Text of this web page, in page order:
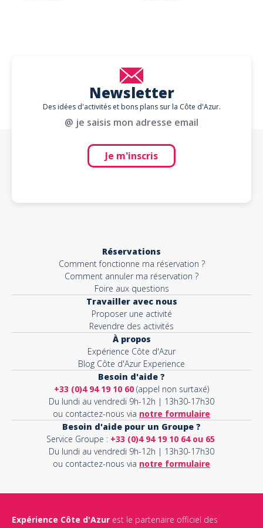
Newsletter
Des idées d'activités et bons plans sur la Côte d'Azur.
@ je saisis mon adresse email
Je m'inscris
Réservations
Comment fonctionne ma réservation ?
Comment annuler ma réservation ?
Foire aux questions
Travailler avec nous
Proposer une activité
Revendre des activités
À propos
Expérience Côte d'Azur
Blog Côte d'Azur Experience
Besoin d'aide ?
+33 (0)4 94 19 10 60 (appel non surtaxé)
Du lundi au vendredi 9h-12h | 13h30-17h30
ou contactez-nous via notre formulaire
Besoin d'aide pour un Groupe ?
Service Groupe : +33 (0)4 94 19 10 64 ou 65
Du lundi au vendredi 9h-12h | 13h30-17h30
ou contactez-nous via notre formulaire
Expérience Côte d'Azur est le partenaire officiel des